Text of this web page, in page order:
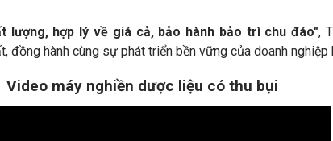
lượng, hợp lý về giá cả, bảo hành bảo trì chu đáo",
đồng hành cùng sự phát triển bền vững của doanh nghiệp
Video máy nghiền dược liệu có thu bụi